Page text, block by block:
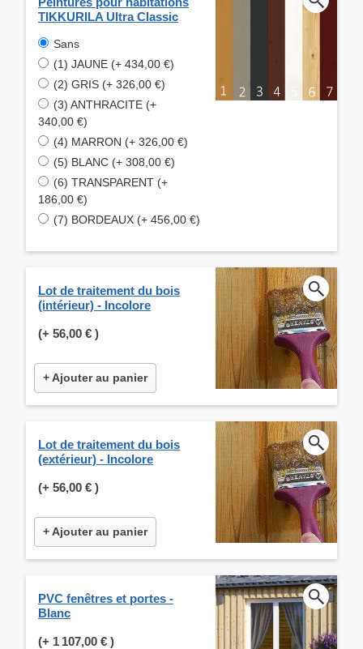
TIKKURILA Ultra Classic
Sans
(1) JAUNE (+ 434,00 €)
(2) GRIS (+ 326,00 €)
(3) ANTHRACITE (+
340,00 €)
(4) MARRON (+ 326,00 €)
(5) BLANC (+ 308,00 €)
(6) TRANSPARENT (+
186,00 €)
(7) BORDEAUX (+ 456,00 €)
Lot de traitement du bois
(intérieur) - Incolore
(+ 56,00 € )
+ Ajouter au panier
Lot de traitement du bois
(extérieur) - Incolore
(+ 56,00 € )
+ Ajouter au panier
PVC fenêtres et portes -
Blanc
(+ 1 107,00 € )